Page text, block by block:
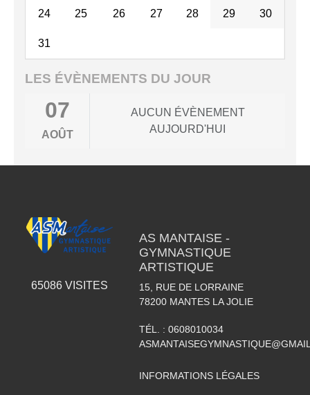
24 25 26 27 28 29 30
31
LES ÉVÈNEMENTS DU JOUR
07
AOÛT
AUCUN ÉVÈNEMENT
AUJOURD'HUI
65086VISITES
AS MANTAISE -
GYMNASTIQUE
ARTISTIQUE
15, RUE DE LORRAINE
78200 MANTES LA JOLIE
TÉL. : 0608010034
INFORMATIONS LÉGALES